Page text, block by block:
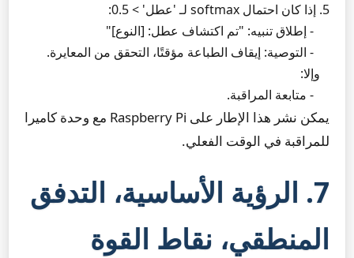
     - متابعة المراقبة.
يمكن نشر هذا الإطار على Raspberry Pi مع وحدة كاميرا
للمراقبة في الوقت الفعلي.
7. الرؤية الأساسية، التدفق
المنطقي، نقاط القوة